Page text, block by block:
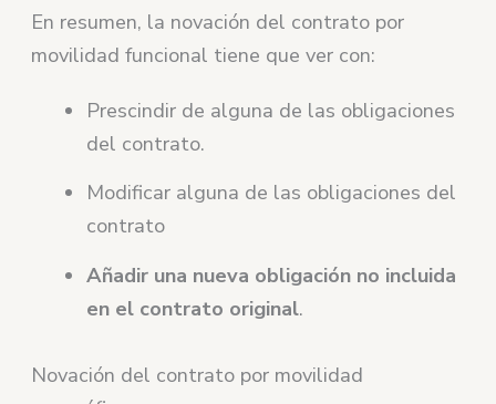
En resumen, la novación del contrato por
movilidad funcional tiene que ver con:
Prescindir de alguna de las obligaciones
del contrato.
Modificar alguna de las obligaciones del
contrato
Añadir una nueva obligación no incluida
en el contrato original.
Novación del contrato por movilidad